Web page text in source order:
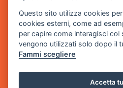
- 25014 Castenedolo, Brescia
Sede Operativa
via Industriale, 2 - 25082
Cod. SDI: USAL8PV
Questo sito utilizza cookies
cookies esterni, come ad
per capire come interagisci col
vengono utilizzati solo dopo il
Fammi scegliere
Accetta